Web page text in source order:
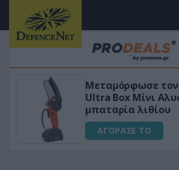
Μεταμόρφωσε τον κήπο σου με το
Ultra Box Μίνι Αλυσοπρίονο με
μπαταρία λιθίου
ΑΓΟΡΑΣΕ ΤΟ